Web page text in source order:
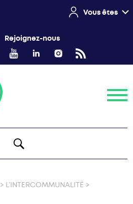
Vous êtes
Rejoignez-nous
Menu
> L’INTERCOMMUNALITÉ >